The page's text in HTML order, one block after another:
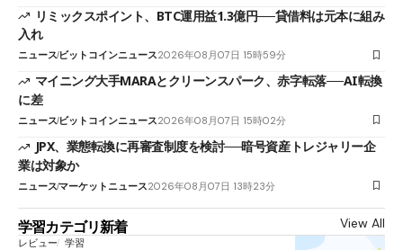
リミックスポイント、BTC運用益1.3億円──貸借料は元本に組み
入れ
ニュースビットコインニュース2026年08月07日 15時59分
マイニング大手MARAとクリーンスパーク、赤字転落──AI転換
に差
ニュースビットコインニュース2026年08月07日 15時02分
JPX、業態転換に再審査制度を検討──暗号資産トレジャリー企
業は対象か
ニュースマーケットニュース2026年08月07日 13時23分
学習カテゴリ新着 View All
レビュー 学習